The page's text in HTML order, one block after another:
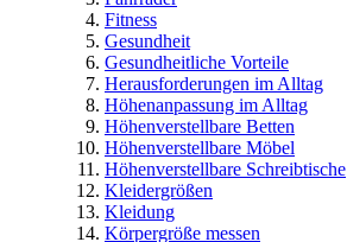
Fitness
Gesundheit
Gesundheitliche Vorteile
Herausforderungen im Alltag
Höhenanpassung im Alltag
Höhenverstellbare Betten
Höhenverstellbare Möbel
Höhenverstellbare Schreibtische
Kleidergrößen
Kleidung
Körpergröße messen